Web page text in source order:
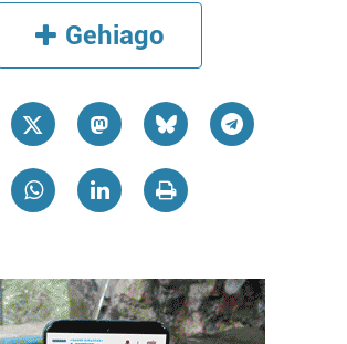
Gehiago